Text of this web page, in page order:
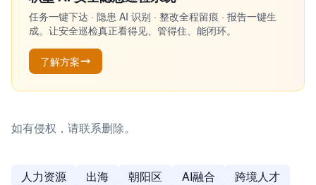
任务一键下达 · 隐患 AI 识别 · 整改全程留痕 · 报告一键生
成。让安全巡检真正看得见、管得住、能闭环。
了解方案
如有侵权，请联系删除。
人力资源 出海 朝阳区 AI融合
跨境人才